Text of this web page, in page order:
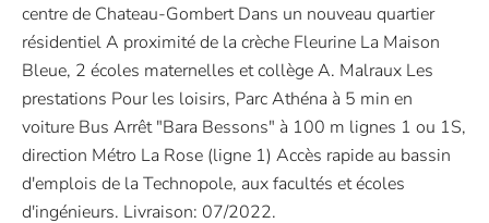
centre de Chateau-Gombert Dans un nouveau quartier
résidentiel A proximité de la crèche Fleurine La Maison
Bleue, 2 écoles maternelles et collège A. Malraux Les
prestations Pour les loisirs, Parc Athéna à 5 min en
voiture Bus Arrêt "Bara Bessons" à 100 m lignes 1 ou 1S,
direction Métro La Rose (ligne 1) Accès rapide au bassin
d'emplois de la Technopole, aux facultés et écoles
d'ingénieurs. Livraison: 07/2022.